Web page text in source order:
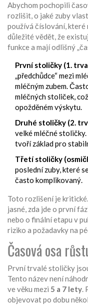
Abychom pochopili
rozlišit, o jaké zuby
používá číslování, které
důležité vědět, že
funkce a mají odlišný
První stoličky (1.
„předchůdce“ mezi
mléčným zubem.
mléčných stoliček,
opožděném výskytu.
Druhé stoličky (2.
velké mléčné
tvoří základ pro
Třetí stoličky
poslední zuby, které
často komplikovaný.
Toto rozlišení je
jasné, zda jde o první
nebo o finální etapu v
riziko a požadavky na
Časová osa
První trvalé stoličky
Tento název není
ve věku mezi 5 a 7 lety.
objevovat po dobu